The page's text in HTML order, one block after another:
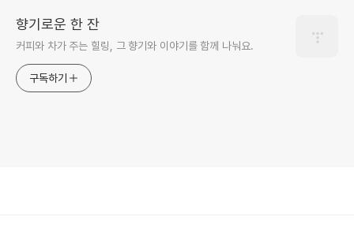
향기로운 한 잔
커피와 차가 주는 힐링, 그 향기와 이야기를 함께 나눠요.
구독하기